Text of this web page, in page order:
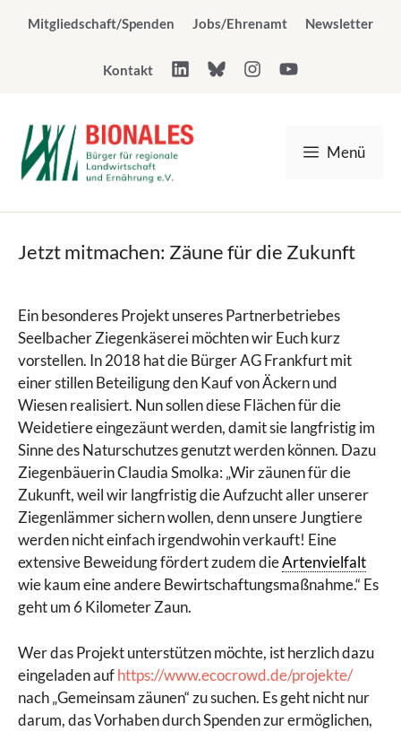
InhaltMitgliedschaft/Spenden Jobs/Ehrenamt Newsletter
Kontakt
Menü
Jetzt mitmachen: Zäune für die Zukunft
Ein besonderes Projekt unseres Partnerbetriebes
Seelbacher Ziegenkäserei möchten wir Euch kurz
vorstellen. In 2018 hat die Bürger AG Frankfurt mit
einer stillen Beteiligung den Kauf von Äckern und
Wiesen realisiert. Nun sollen diese Flächen für die
Weidetiere eingezäunt werden, damit sie langfristig im
Sinne des Naturschutzes genutzt werden können. Dazu
Ziegenbäuerin Claudia Smolka: „Wir zäunen für die
Zukunft, weil wir langfristig die Aufzucht aller unserer
Ziegenlämmer sichern wollen, denn unsere Jungtiere
werden nicht einfach irgendwohin verkauft! Eine
extensive Beweidung fördert zudem dieArtenvielfalt
wie kaum eine andere Bewirtschaftungsmaßnahme.“ Es
geht um 6 Kilometer Zaun.
Wer das Projekt unterstützen möchte, ist herzlich dazu
eingeladen aufhttps://www.ecocrowd.de/projekte/
nach „Gemeinsam zäunen“ zu suchen. Es geht nicht nur
darum, das Vorhaben durch Spenden zur ermöglichen,